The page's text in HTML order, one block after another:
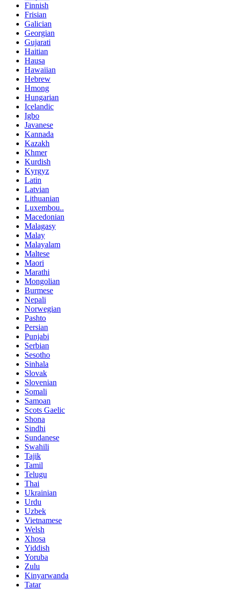
Finnish
Frisian
Galician
Georgian
Gujarati
Haitian
Hausa
Hawaiian
Hebrew
Hmong
Hungarian
Icelandic
Igbo
Javanese
Kannada
Kazakh
Khmer
Kurdish
Kyrgyz
Latin
Latvian
Lithuanian
Luxembou..
Macedonian
Malagasy
Malay
Malayalam
Maltese
Maori
Marathi
Mongolian
Burmese
Nepali
Norwegian
Pashto
Persian
Punjabi
Serbian
Sesotho
Sinhala
Slovak
Slovenian
Somali
Samoan
Scots Gaelic
Shona
Sindhi
Sundanese
Swahili
Tajik
Tamil
Telugu
Thai
Ukrainian
Urdu
Uzbek
Vietnamese
Welsh
Xhosa
Yiddish
Yoruba
Zulu
Kinyarwanda
Tatar